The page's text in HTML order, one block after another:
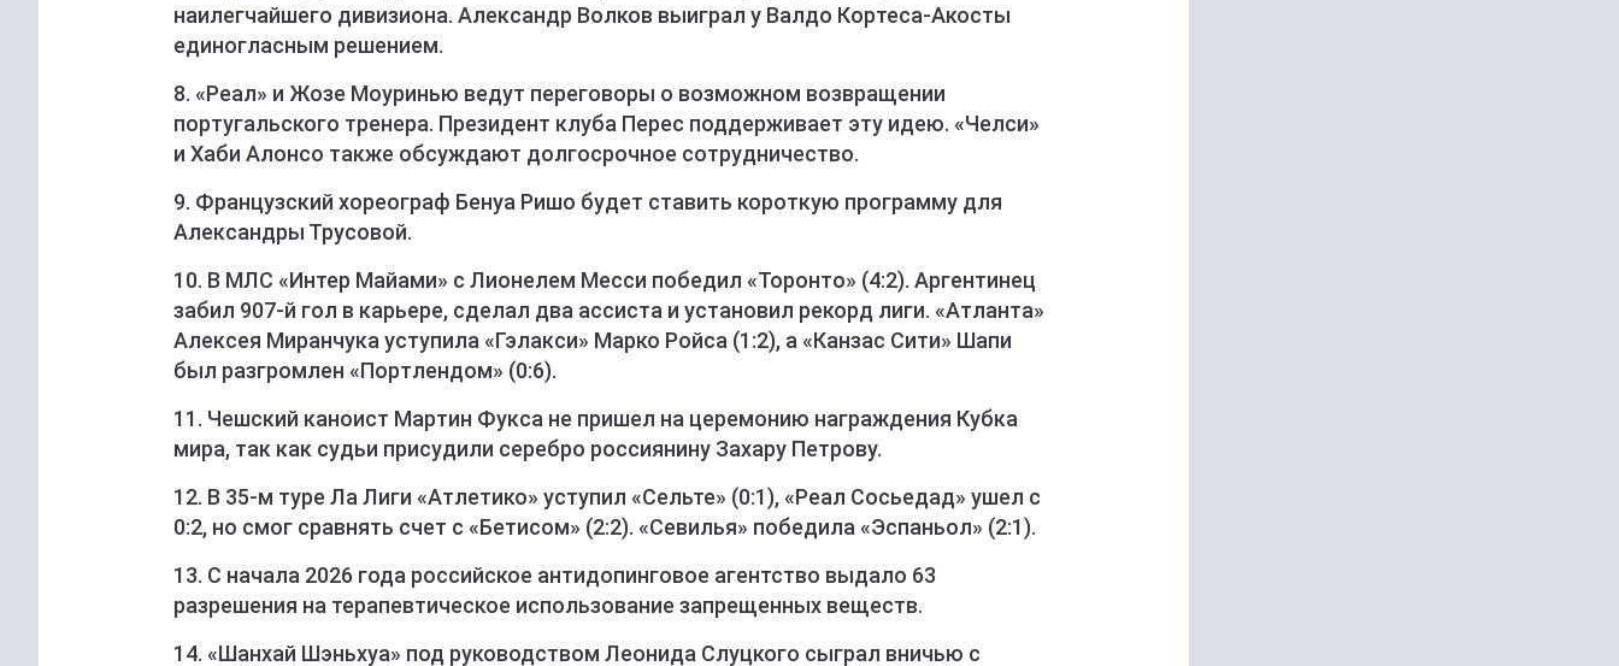
наилегчайшего дивизиона. Александр Волков выиграл у Валдо Кортеса-Акосты
единогласным решением.
8. «Реал» и Жозе Моуринью ведут переговоры о возможном возвращении
португальского тренера. Президент клуба Перес поддерживает эту идею. «Челси»
и Хаби Алонсо также обсуждают долгосрочное сотрудничество.
9. Французский хореограф Бенуа Ришо будет ставить короткую программу для
Александры Трусовой.
10. В МЛС «Интер Майами» с Лионелем Месси победил «Торонто» (4:2). Аргентинец
забил 907-й гол в карьере, сделал два ассиста и установил рекорд лиги. «Атланта»
Алексея Миранчука уступила «Гэлакси» Марко Ройса (1:2), а «Канзас Сити» Шапи
был разгромлен «Портлендом» (0:6).
11. Чешский каноист Мартин Фукса не пришел на церемонию награждения Кубка
мира, так как судьи присудили серебро россиянину Захару Петрову.
12. В 35-м туре Ла Лиги «Атлетико» уступил «Сельте» (0:1), «Реал Сосьедад» ушел с
0:2, но смог сравнять счет с «Бетисом» (2:2). «Севилья» победила «Эспаньол» (2:1).
13. С начала 2026 года российское антидопинговое агентство выдало 63
разрешения на терапевтическое использование запрещенных веществ.
14. «Шанхай Шэньхуа» под руководством Леонида Слуцкого сыграл вничью с